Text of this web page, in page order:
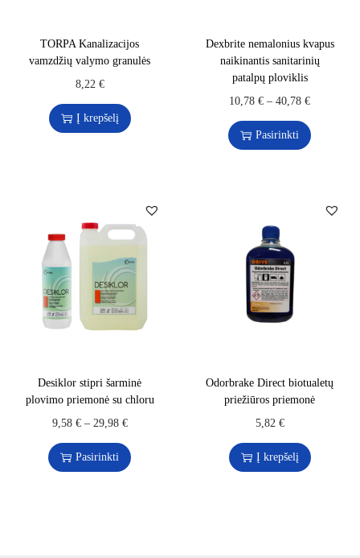
TORPA Kanalizacijos
vamzdžių valymo granulės
8,22 €
Į krepšelį
Dexbrite nemalonius kvapus
naikinantis sanitarinių
patalpų ploviklis
10,78€ –40,78€
Pasirinkti
Desiklor stipri šarminė
plovimo priemonė su chloru
9,58 €– 29,98 €
Pasirinkti
Odorbrake Direct biotualetų
priežiūros priemonė
5,82 €
Į krepšelį